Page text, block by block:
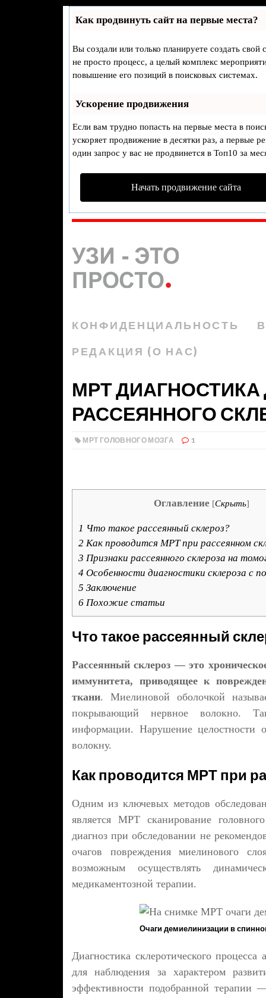
Как продвинуть сайт на первые места?
Вы создали или только планируете создать свой
не просто процесс, а целый комплекс
повышение его позиций в поисковых системах.
Ускорение продвижения
Если вам трудно попасть на первые места в
ускоряет продвижение в десятки раз, а первые
один запрос у вас не продвинется в Топ10 за
Начать продвижение сайта
КОНФИДЕНЦИАЛЬНОСТЬ
РЕДАКЦИЯ (О НАС)
МРТ
РАССЕЯННОГО
МРТ ГОЛОВНОГО МОЗГА 1
Оглавление [Скрыть]
1 Что такое рассеянный склероз?
2 Как проводится МРТ при рассеянном
3 Признаки рассеянного склероза на
4 Особенности диагностики склероза с
5 Заключение
6 Похожие статьи
Что такое рассеянный
Рассеянный склероз — это
иммунитета, приводящее к
ткани. Миелиновой оболочкой
покрывающий нервное волокно.
информации. Нарушение целостности
волокну.
Как проводится МРТ при
Одним из ключевых методов
является МРТ сканирование
диагноз при обследовании не
очагов повреждения миелинового
возможным осуществлять
медикаментозной терапии.
Очаги демиелинизации в
Диагностика склеротического
для наблюдения за характером
эффективности подобранной терапии